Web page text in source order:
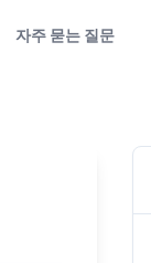
자주 묻는 질문